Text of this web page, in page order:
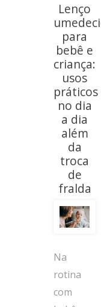
Lenço
para
bebê e
criança:
usos
práticos
no dia
a dia
além
da
troca
de
fralda
Na
rotina
com